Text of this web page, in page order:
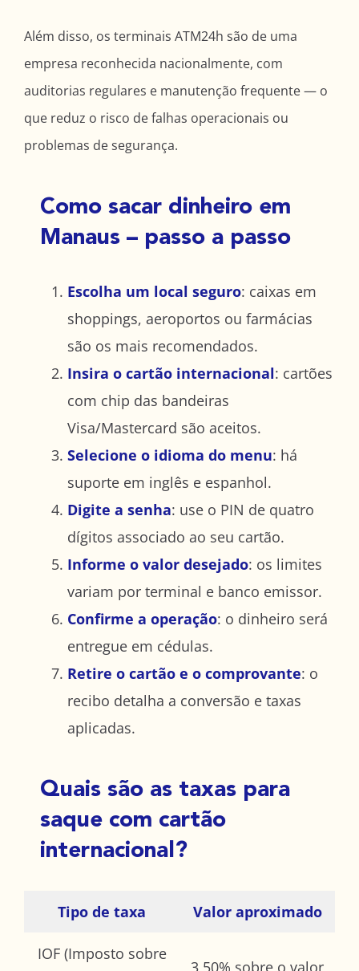
Além disso, os terminais ATM24h são de uma
empresa reconhecida nacionalmente, com
auditorias regulares e manutenção frequente — o
que reduz o risco de falhas operacionais ou
problemas de segurança.
Como sacar dinheiro em
Manaus – passo a passo
Escolha um local seguro: caixas em
shoppings, aeroportos ou farmácias
são os mais recomendados.
Insira o cartão internacional: cartões
com chip das bandeiras
Visa/Mastercard são aceitos.
Selecione o idioma do menu: há
suporte em inglês e espanhol.
Digite a senha: use o PIN de quatro
dígitos associado ao seu cartão.
Informe o valor desejado: os limites
variam por terminal e banco emissor.
Confirme a operação: o dinheiro será
entregue em cédulas.
Retire o cartão e o comprovante: o
recibo detalha a conversão e taxas
aplicadas.
Quais são as taxas para
saque com cartão
internacional?
Tipo de taxa Valor aproximado
IOF (Imposto sobre
3,50% sobre o valor